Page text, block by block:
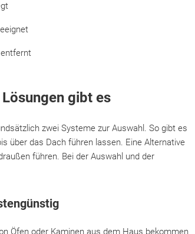
gibt es
zwei Systeme zur Auswahl. So gibt es
über das Dach führen lassen. Eine Alternative
führen. Bei der Auswahl und der
Öfen oder Kaminen aus dem Haus bekommen